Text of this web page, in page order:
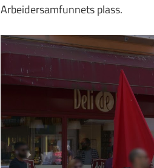
Arbeidersamfunnets plass.